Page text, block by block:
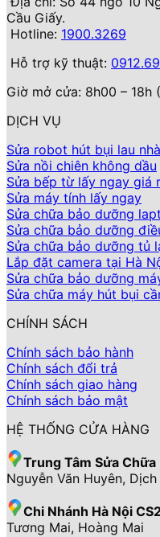
Cầu Giấy.
Hotline: 1900.3269
Hỗ trợ kỹ thuật:
Giờ mở cửa: 8h00 – 18h
DỊCH VỤ
Sửa robot hút bụi lau nhà
Sửa nồi chiên không dầu
Sửa bếp từ lấy ngay giá
Sửa máy tính lấy ngay
Sửa chữa bảo dưỡng
Sửa chữa bảo dưỡng
Sửa chữa bảo dưỡng tủ
Lắp đặt camera tại Hà
Sửa chữa bảo dưỡng
Sửa chữa máy hút bụi
CHÍNH SÁCH
Chính sách bảo hành
Chính sách đổi trả
Chính sách giao hàng
Chính sách bảo mật
HỆ THỐNG CỬA HÀNG
Trung Tâm Sửa Chữa
Nguyễn Văn Huyên,
Chi Nhánh Hà Nội
Tương Mai, Hoàng Mai